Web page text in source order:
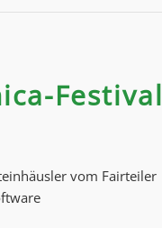
Festival
vom Fairteiler